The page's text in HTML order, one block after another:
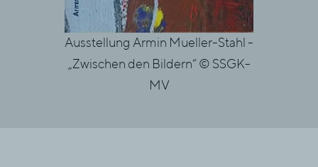
Ausstellung Armin Mueller-Stahl -
„Zwischen den Bildern“ © SSGK-
MV